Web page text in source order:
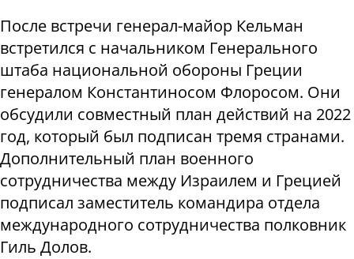
После встречи генерал-майор Кельман
встретился с начальником Генерального
штаба национальной обороны Греции
генералом Константиносом Флоросом. Они
обсудили совместный план действий на 2022
год, который был подписан тремя странами.
Дополнительный план военного
сотрудничества между Израилем и Грецией
подписал заместитель командира отдела
международного сотрудничества полковник
Гиль Долов.